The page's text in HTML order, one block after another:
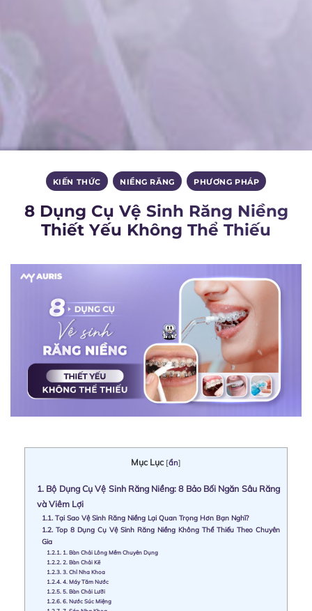
KIẾN THỨC , NIỀNG RĂNG , PHƯƠNG PHÁP
8 Dụng Cụ Vệ Sinh Răng Niềng
Thiết Yếu Không Thể Thiếu
Mục Lục [ẩn]
1. Bộ Dụng Cụ Vệ Sinh Răng Niềng: 8 Bảo Bối Ngăn Sâu Răng
và Viêm Lợi
1.1. Tại Sao Vệ Sinh Răng Niềng Lại Quan Trọng Hơn Bạn Nghĩ?
1.2. Top 8 Dụng Cụ Vệ Sinh Răng Niềng Không Thể Thiếu Theo Chuyên
Gia
1.2.1. 1. Bàn Chải Lông Mềm Chuyên Dụng
1.2.2. 2. Bàn Chải Kẽ
1.2.3. 3. Chỉ Nha Khoa
1.2.4. 4. Máy Tăm Nước
1.2.5. 5. Bàn Chải Lưỡi
1.2.6. 6. Nước Súc Miệng